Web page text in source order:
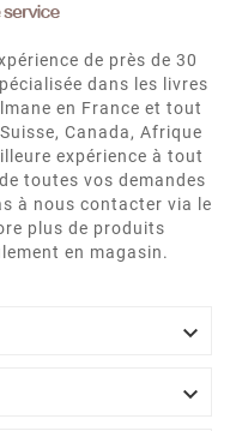
de près de 30
dans les livres
en France et tout
Canada, Afrique
expérience à tout
toutes vos demandes
à nous contacter via le
plus de produits
en magasin.

